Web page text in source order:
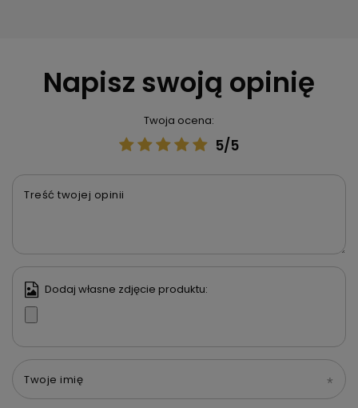
Napisz swoją opinię
Twoja ocena:
5/5
Treść twojej opinii
Dodaj własne zdjęcie produktu:
Twoje imię